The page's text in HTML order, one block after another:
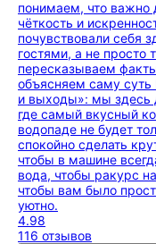
понимаем, что важно
чёткость и
почувствовали себя
гостями, а не просто
пересказываем
объясняем саму
и выходы»: мы здесь
где самый вкусный
водопаде не будет
спокойно сделать
чтобы в машине
вода, чтобы ракурс
чтобы вам было
уютно.
4.98
116 отзывов